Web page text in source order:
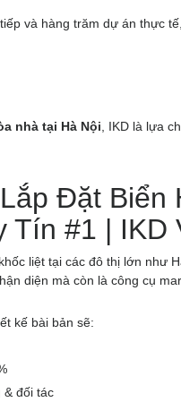
và hàng trăm dự án thực tế,
nhà tại Hà Nội , IKD là lựa
Đặt Biển
Tín #1 | IKD
liệt tại các đô thị lớn như
diện mà còn là công cụ
kế bài bản sẽ:
& đối tác